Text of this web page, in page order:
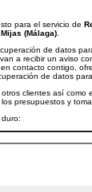
para el servicio de
(Málaga)
de datos
a recibir un aviso
contacto contigo,
de datos
clientes así como
presupuestos y